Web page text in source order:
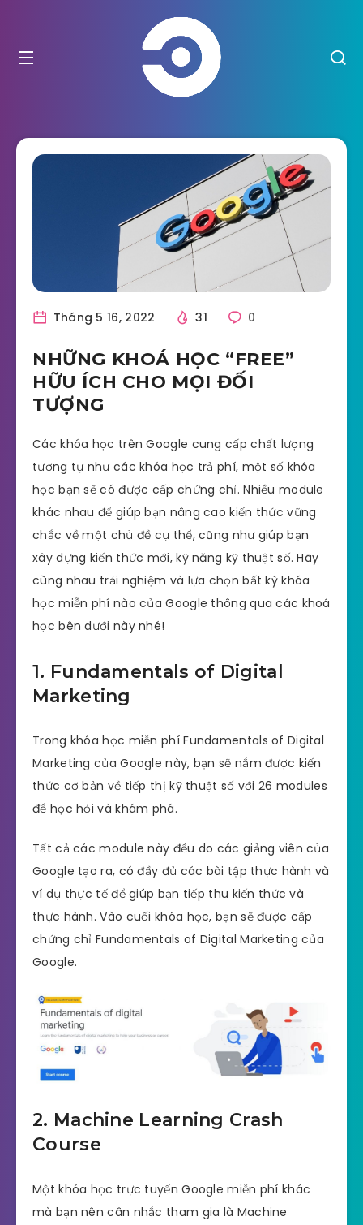
Tháng 5 16, 2022 31 0
NHỮNG KHOÁ HỌC “FREE”
HỮU ÍCH CHO MỌI ĐỐI
TƯỢNG
Các khóa học trên Google cung cấp chất lượng
tương tự như các khóa học trả phí, một số khóa
học bạn sẽ có được cấp chứng chỉ. Nhiều module
khác nhau để giúp bạn nâng cao kiến thức vững
chắc về một chủ đề cụ thể, cũng như giúp bạn
xây dựng kiến thức mới, kỹ năng kỹ thuật số. Hãy
cùng nhau trải nghiệm và lựa chọn bất kỳ khóa
học miễn phí nào của Google thông qua các khoá
học bên dưới này nhé!
1. Fundamentals of Digital
Marketing
Trong khóa học miễn phí Fundamentals of Digital
Marketing của Google này, bạn sẽ nắm được kiến ​​
thức cơ bản về tiếp thị kỹ thuật số với 26 modules
để học hỏi và khám phá.
Tất cả các module này đều do các giảng viên của
Google tạo ra, có đầy đủ các bài tập thực hành và
ví dụ thực tế để giúp bạn tiếp thu kiến ​​thức và
thực hành. Vào cuối khóa học, bạn sẽ được cấp
chứng chỉ Fundamentals of Digital Marketing của
Google.
2. Machine Learning Crash
Course
Một khóa học trực tuyến Google miễn phí khác
mà bạn nên cân nhắc tham gia là Machine